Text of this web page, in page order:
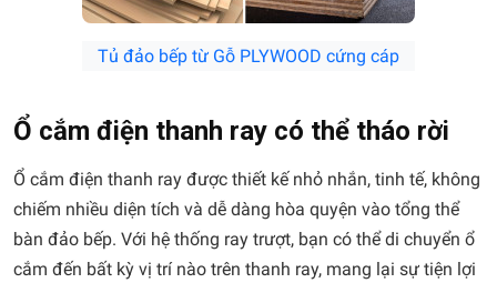
Tủ đảo bếp từ Gỗ PLYWOOD cứng cáp
Ổ cắm điện thanh ray có thể tháo rời
Ổ cắm điện thanh ray được thiết kế nhỏ nhắn, tinh tế, không
chiếm nhiều diện tích và dễ dàng hòa quyện vào tổng thể
bàn đảo bếp. Với hệ thống ray trượt, bạn có thể di chuyển ổ
cắm đến bất kỳ vị trí nào trên thanh ray, mang lại sự tiện lợi